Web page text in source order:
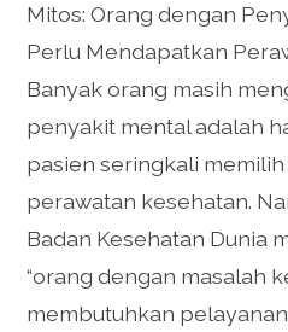
Mitos: Orang dengan
Perlu Mendapatkan
Banyak orang masih
penyakit mental adalah
pasien seringkali
perawatan kesehatan.
Badan Kesehatan Dunia
“orang dengan masalah
membutuhkan